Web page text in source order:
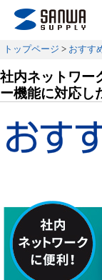
トップページ > おすす
社内ネットワー
ー機能に対応し